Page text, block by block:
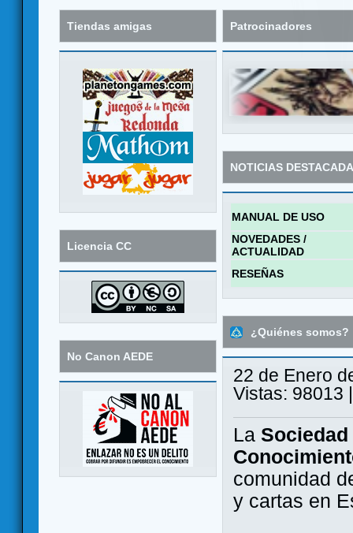
Tiendas amigas
Licencia CC
No Canon AEDE
Patrocinadores
NOTICIAS
MANUAL DE USO
NOVEDADES /
ACTUALIDAD
RESEÑAS
¿Quiénes somos?
22 de Enero
Vistas: 98013
La
comunidad
y cartas en